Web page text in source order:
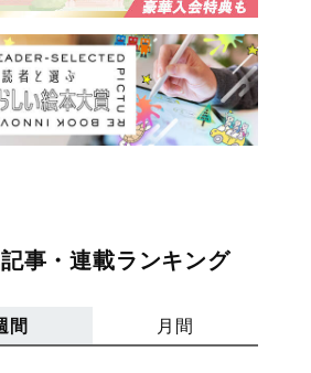
事・連載ランキング
間 月間